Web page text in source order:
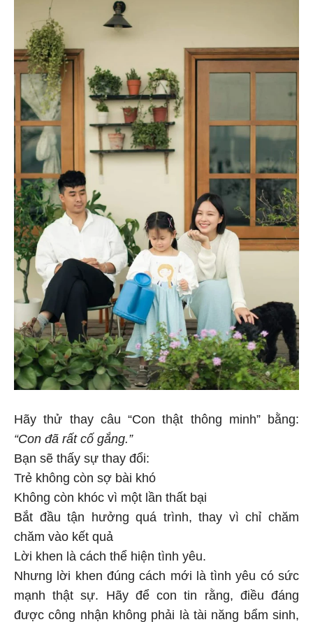
Hãy thử thay câu “Con thật thông minh” bằng:
“Con đã rất cố gắng.”
Bạn sẽ thấy sự thay đổi:
Trẻ không còn sợ bài khó
Không còn khóc vì một lần thất bại
Bắt đầu tận hưởng quá trình, thay vì chỉ chăm
chăm vào kết quả
Lời khen là cách thể hiện tình yêu.
Nhưng lời khen đúng cách mới là tình yêu có sức
mạnh thật sự. Hãy để con tin rằng, điều đáng
được công nhận không phải là tài năng bẩm sinh,